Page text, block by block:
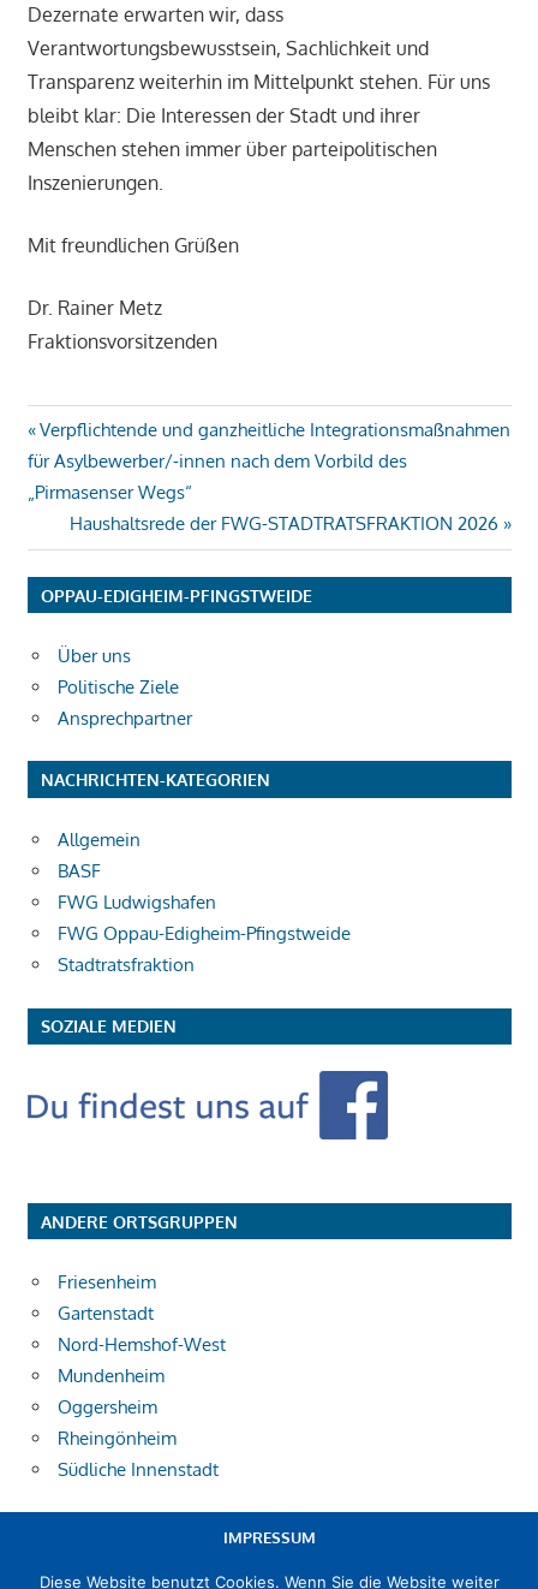
Dezernate erwarten wir, dass
Verantwortungsbewusstsein, Sachlichkeit und
Transparenz weiterhin im Mittelpunkt stehen. Für uns
bleibt klar: Die Interessen der Stadt und ihrer
Menschen stehen immer über parteipolitischen
Inszenierungen.
Mit freundlichen Grüßen
Dr. Rainer Metz
Fraktionsvorsitzenden
Beitragsnavigation
Vorheriger
Beitrag:
Verpflichtende und ganzheitliche Integrationsmaßnahmen
für Asylbewerber/-innen nach dem Vorbild des
„Pirmasenser Wegs“
Nächster
Beitrag:
Haushaltsrede der FWG-STADTRATSFRAKTION 2026
OPPAU-EDIGHEIM-PFINGSTWEIDE
Über uns
Politische Ziele
Ansprechpartner
NACHRICHTEN-KATEGORIEN
Allgemein
BASF
FWG Ludwigshafen
FWG Oppau-Edigheim-Pfingstweide
Stadtratsfraktion
SOZIALE MEDIEN
ANDERE ORTSGRUPPEN
Friesenheim
Gartenstadt
Nord-Hemshof-West
Mundenheim
Oggersheim
Rheingönheim
Südliche Innenstadt
IMPRESSUM
Diese Website benutzt Cookies. Wenn Sie die Website weiter